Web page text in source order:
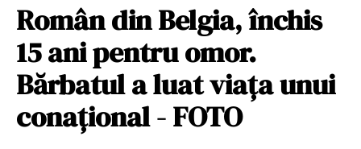
Român din Belgia, închis
15 ani pentru omor.
Bărbatul a luat viața unui
conațional - FOTO